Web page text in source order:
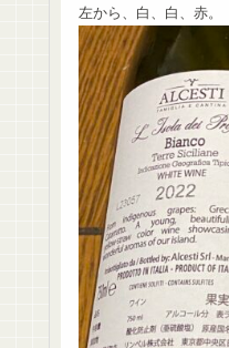
左から、白、白、赤。